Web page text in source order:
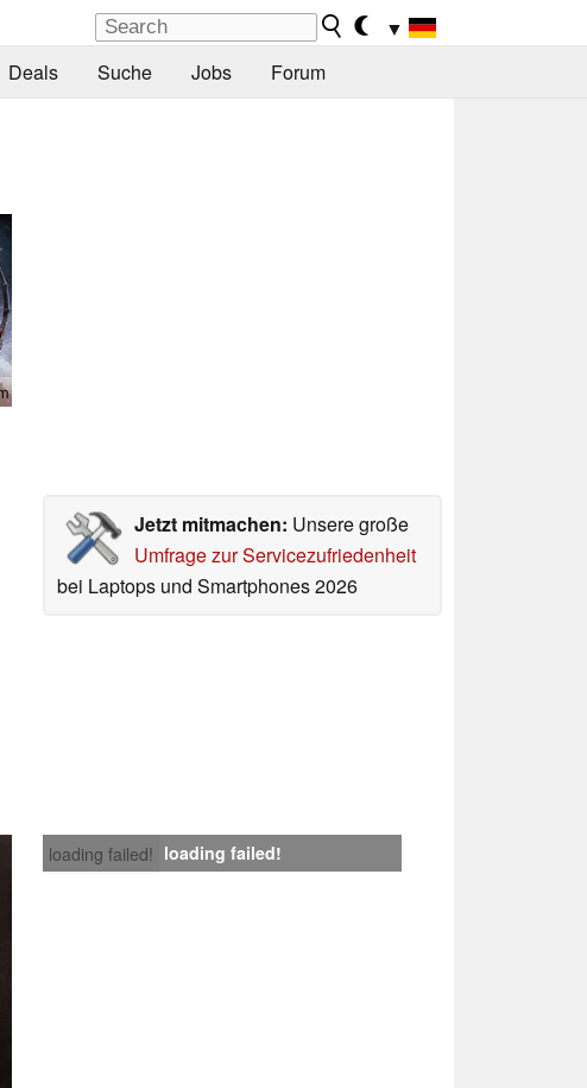
▼
Deals Suche Jobs Forum
Jetzt mitmachen: Unsere große
Umfrage zur Servicezufriedenheit
bei Laptops und Smartphones 2026
loading failed! loading failed!